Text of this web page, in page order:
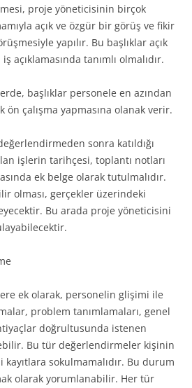
proje yöneticisinin birçok
açık ve özgür bir görüş ve fikir
yapılır. Bu başlıklar açık
açıklamasında tanımlı olmalıdır.
başlıklar personele en azından
çalışma yapmasına olanak verir.
sonra katıldığı
işlerin tarihçesi, toplantı notları
ek belge olarak tutulmalıdır.
olması, gerçekler üzerindeki
Bu arada proje yöneticisini
ek olarak, personelin glişimi ile
problem tanımlamaları, genel
doğrultusunda istenen
Bu tür değerlendirmeler kişinin
kayıtlara sokulmamalıdır. Bu durum
olarak yorumlanabilir. Her tür